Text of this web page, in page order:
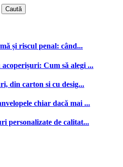
și riscul penal: când...
Cum să alegi ...
din carton si cu desig...
chiar dacă mai ...
personalizate de calitat...